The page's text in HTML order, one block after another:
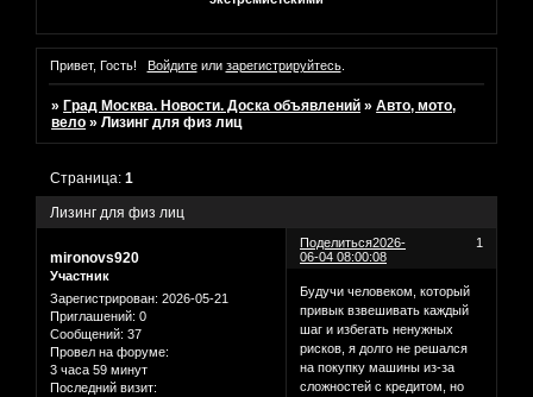
Привет, Гость! Войдитеили зарегистрируйтесь.
» Град Москва. Новости. Доска объявлений »Авто, мото,
вело »Лизинг для физ лиц
Лизинг для физ лиц
Страница:1
Поделиться 1
2026-
06-04 08:00:08
mironovs920
Участник
Зарегистрирован: 2026-05-21
Приглашений: 0
Сообщений: 37
Провел на форуме:
3 часа 59 минут
Последний визит:
Будучи человеком, который
привык взвешивать каждый
шаг и избегать ненужных
рисков, я долго не решался
на покупку машины из-за
сложностей с кредитом, но